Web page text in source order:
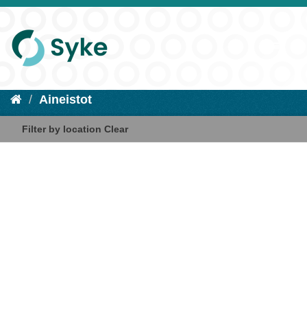
Aineistot
Filter by location Clear